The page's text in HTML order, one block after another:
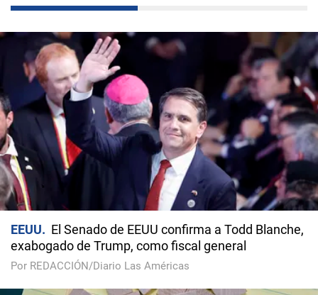
EEUU
El Senado de EEUU confirma a Todd Blanche,
exabogado de Trump, como fiscal general
Por REDACCIÓN/Diario Las Américas